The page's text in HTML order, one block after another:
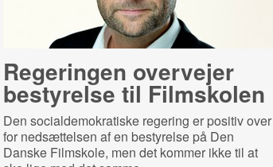
Regeringen overvejer
bestyrelse til Filmskolen
Den socialdemokratiske regering er positiv over
for nedsættelsen af en bestyrelse på Den
Danske Filmskole, men det kommer ikke til at